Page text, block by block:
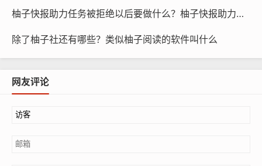
柚子快报助力任务被拒绝以后要做什么？柚子快报助力的昵称是什么
除了柚子社还有哪些？类似柚子阅读的软件叫什么
网友评论